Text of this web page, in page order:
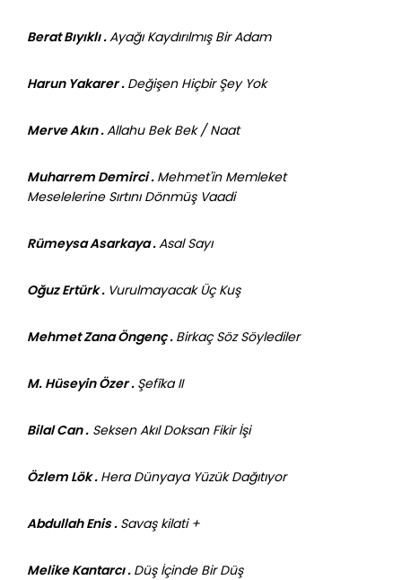
Berat Bıyıklı .Ayağı Kaydırılmış Bir Adam
Harun Yakarer . Değişen Hiçbir Şey Yok
Merve Akın .Allahu Bek Bek / Naat
Muharrem Demirci . Mehmet'in Memleket
Meselelerine Sırtını Dönmüş Vaadi
Rümeysa Asarkaya .Asal Sayı
Oğuz Ertürk . Vurulmayacak Üç Kuş
Mehmet Zana Öngenç . Birkaç Söz Söylediler
M. Hüseyin Özer . Şefîka II
Bilal Can . Seksen Akıl Doksan Fikir İşi
Özlem Lök . Hera Dünyaya Yüzük Dağıtıyor
Abdullah Enis . Savaş kilati +
Melike Kantarcı . Düş İçinde Bir Düş